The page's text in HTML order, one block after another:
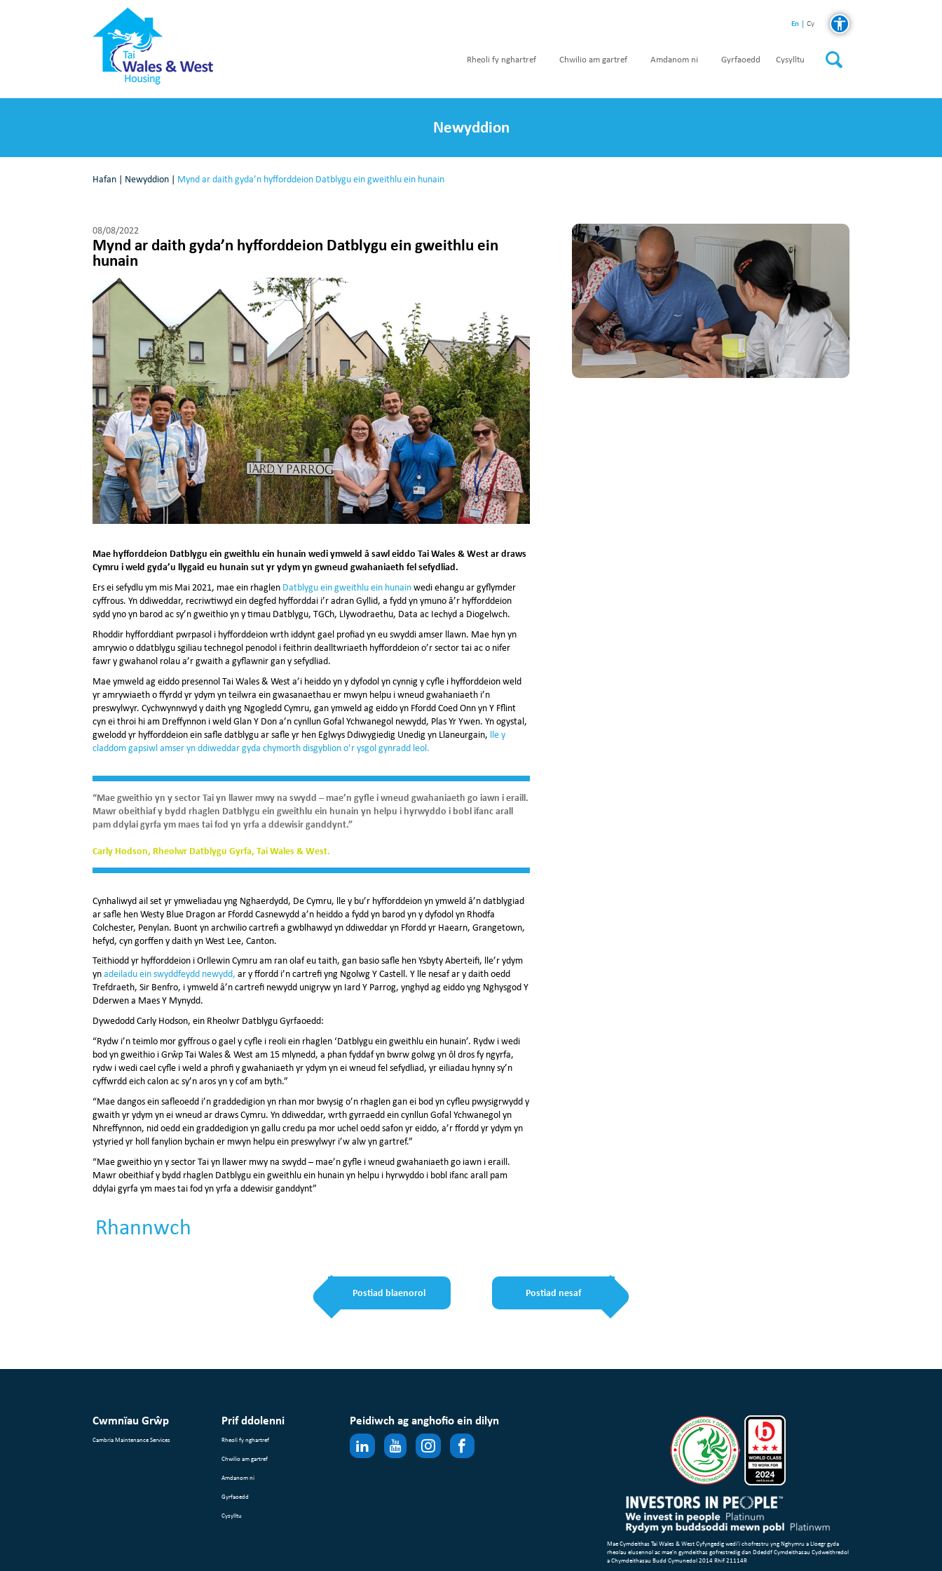
En Cy
Rheoli fy nghartref Chwilio am gartref Amdanom ni Gyrfaoedd Cysylltu
Newyddion
Hafan | Newyddion | Mynd ar daith gyda’n hyfforddeion Datblygu ein gweithlu ein hunain
08/08/2022
Mynd ar daith gyda’n hyfforddeion Datblygu ein gweithlu ein
hunain
Mae hyfforddeion Datblygu ein gweithlu ein hunain wedi ymweld â sawl eiddo Tai Wales & West ar draws
Cymru i weld gyda’u llygaid eu hunain sut yr ydym yn gwneud gwahaniaeth fel sefydliad.
Ers ei sefydlu ym mis Mai 2021, mae ein rhaglen Datblygu ein gweithlu ein hunainwedi ehangu ar gyflymder
cyffrous. Yn ddiweddar, recriwtiwyd ein degfed hyfforddai i’r adran Gyllid, a fydd yn ymuno â’r hyfforddeion
sydd yno yn barod ac sy’n gweithio yn y timau Datblygu, TGCh, Llywodraethu, Data ac Iechyd a Diogelwch.
Rhoddir hyfforddiant pwrpasol i hyfforddeion wrth iddynt gael profiad yn eu swyddi amser llawn. Mae hyn yn
amrywio o ddatblygu sgiliau technegol penodol i feithrin dealltwriaeth hyfforddeion o’r sector tai ac o nifer
fawr y gwahanol rolau a’r gwaith a gyflawnir gan y sefydliad.
Mae ymweld ag eiddo presennol Tai Wales & West a’i heiddo yn y dyfodol yn cynnig y cyfle i hyfforddeion weld
yr amrywiaeth o ffyrdd yr ydym yn teilwra ein gwasanaethau er mwyn helpu i wneud gwahaniaeth i’n
preswylwyr. Cychwynnwyd y daith yng Ngogledd Cymru, gan ymweld ag eiddo yn Ffordd Coed Onn yn Y Fflint
cyn ei throi hi am Dreffynnon i weld Glan Y Don a’n cynllun Gofal Ychwanegol newydd, Plas Yr Ywen. Yn ogystal,
gwelodd yr hyfforddeion ein safle datblygu ar safle yr hen Eglwys Ddiwygiedig Unedig yn Llaneurgain, lle y
claddom gapsiwl amser yn ddiweddar gyda chymorth disgyblion o’r ysgol gynradd leol.
“Mae gweithio yn y sector Tai yn llawer mwy na swydd – mae’n gyfle i wneud gwahaniaeth go iawn i eraill.
Mawr obeithiaf y bydd rhaglen Datblygu ein gweithlu ein hunain yn helpu i hyrwyddo i bobl ifanc arall
pam ddylai gyrfa ym maes tai fod yn yrfa a ddewisir ganddynt.”
Carly Hodson, Rheolwr Datblygu Gyrfa, Tai Wales & West.
Cynhaliwyd ail set yr ymweliadau yng Nghaerdydd, De Cymru, lle y bu’r hyfforddeion yn ymweld â’n datblygiad
ar safle hen Westy Blue Dragon ar Ffordd Casnewydd a’n heiddo a fydd yn barod yn y dyfodol yn Rhodfa
Colchester, Penylan. Buont yn archwilio cartrefi a gwblhawyd yn ddiweddar yn Ffordd yr Haearn, Grangetown,
hefyd, cyn gorffen y daith yn West Lee, Canton.
Teithiodd yr hyfforddeion i Orllewin Cymru am ran olaf eu taith, gan basio safle hen Ysbyty Aberteifi, lle’r ydym
ynadeiladu ein swyddfeydd newydd, ar y ffordd i’n cartrefi yng Ngolwg Y Castell. Y lle nesaf ar y daith oedd
Trefdraeth, Sir Benfro, i ymweld â’n cartrefi newydd unigryw yn Iard Y Parrog, ynghyd ag eiddo yng Nghysgod Y
Dderwen a Maes Y Mynydd.
Dywedodd Carly Hodson, ein Rheolwr Datblygu Gyrfaoedd:
“Rydw i’n teimlo mor gyffrous o gael y cyfle i reoli ein rhaglen ‘Datblygu ein gweithlu ein hunain’. Rydw i wedi
bod yn gweithio i Grŵp Tai Wales & West am 15 mlynedd, a phan fyddaf yn bwrw golwg yn ôl dros fy ngyrfa,
rydw i wedi cael cyfle i weld a phrofi y gwahaniaeth yr ydym yn ei wneud fel sefydliad, yr eiliadau hynny sy’n
cyffwrdd eich calon ac sy’n aros yn y cof am byth.”
“Mae dangos ein safleoedd i’n graddedigion yn rhan mor bwysig o’n rhaglen gan ei bod yn cyfleu pwysigrwydd y
gwaith yr ydym yn ei wneud ar draws Cymru. Yn ddiweddar, wrth gyrraedd ein cynllun Gofal Ychwanegol yn
Nhreffynnon, nid oedd ein graddedigion yn gallu credu pa mor uchel oedd safon yr eiddo, a’r ffordd yr ydym yn
ystyried yr holl fanylion bychain er mwyn helpu ein preswylwyr i’w alw yn gartref.”
“Mae gweithio yn y sector Tai yn llawer mwy na swydd – mae’n gyfle i wneud gwahaniaeth go iawn i eraill.
Mawr obeithiaf y bydd rhaglen Datblygu ein gweithlu ein hunain yn helpu i hyrwyddo i bobl ifanc arall pam
ddylai gyrfa ym maes tai fod yn yrfa a ddewisir ganddynt”
Rhannwch
Postiad blaenorol Postiad nesaf
Cwmnïau Grŵp
Cambria Maintenance Services
Prif ddolenni
Rheoli fy nghartref
Chwilio am gartref
Amdanom ni
Gyrfaoedd
Cysylltu
Peidiwch ag anghofio ein dilyn
Mae Cymdeithas Tai Wales & West Cyfyngedig wedi’i chofrestru yng Nghymru a Lloegr gyda
rheolau elusennol ac mae’n gymdeithas gofrestredig dan Ddeddf Cymdeithasau Cydweithredol
a Chymdeithasau Budd Cymunedol 2014 Rhif 21114R